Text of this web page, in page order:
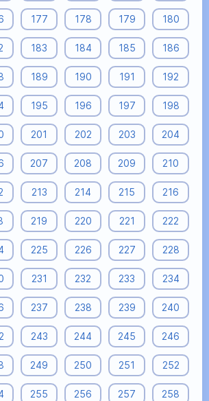
177 178 179 180
183 184 185 186
189 190 191 192
195 196 197 198
201 202 203 204
207 208 209 210
213 214 215 216
219 220 221 222
225 226 227 228
231 232 233 234
237 238 239 240
243 244 245 246
249 250 251 252
255 256 257 258